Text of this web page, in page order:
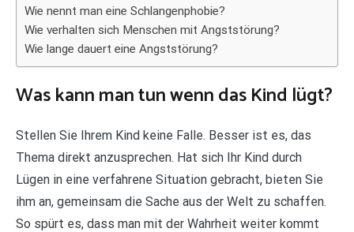
Wie nennt man eine Schlangenphobie?
Wie verhalten sich Menschen mit Angststörung?
Wie lange dauert eine Angststörung?
Was kann man tun wenn das Kind lügt?
Stellen Sie Ihrem Kind keine Falle. Besser ist es, das
Thema direkt anzusprechen. Hat sich Ihr Kind durch
Lügen in eine verfahrene Situation gebracht, bieten Sie
ihm an, gemeinsam die Sache aus der Welt zu schaffen.
So spürt es, dass man mit der Wahrheit weiter kommt